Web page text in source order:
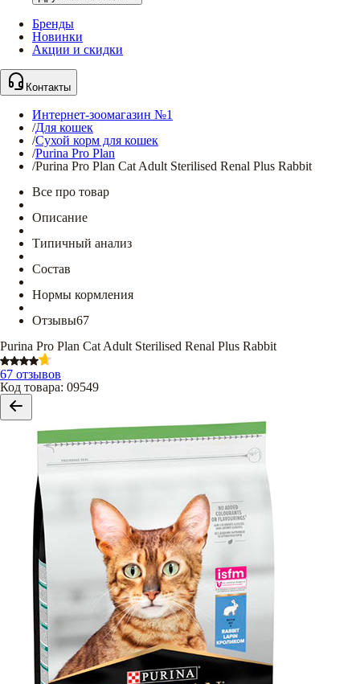
Бренды
Новинки
Акции и скидки
Контакты
Интернет-зоомагазин №1
/Для кошек
/Сухой корм для кошек
/Purina Pro Plan
/Purina Pro Plan Cat Adult Sterilised Renal Plus Rabbit
Все про товар
Описание
Типичный анализ
Состав
Нормы кормления
Отзывы67
Purina Pro Plan Cat Adult Sterilised Renal Plus Rabbit
67 отзывов
Код товара: 09549